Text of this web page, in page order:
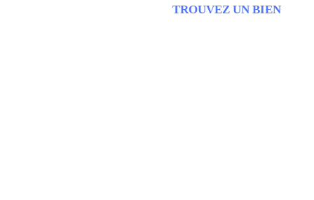
TROUVEZ UN BIEN